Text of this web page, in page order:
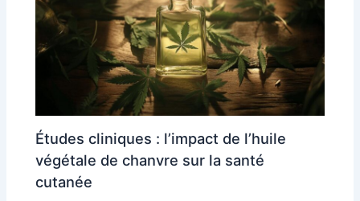
Études cliniques : l’impact de l’huile
végétale de chanvre sur la santé
cutanée